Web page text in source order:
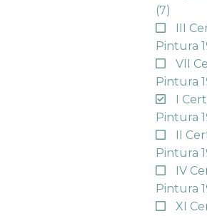
(7)
III
Pintura
VII
Pintura
I
Pintura
II
Pintura
IV
Pintura
XI